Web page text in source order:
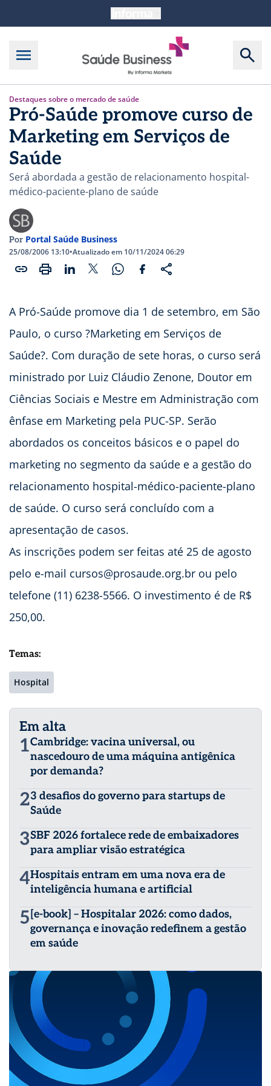
Destaques sobre o mercado de saúde
Pró-Saúde promove curso de
Marketing em Serviços de
Saúde
Será abordada a gestão de relacionamento hospital-
médico-paciente-plano de saúde
Por Portal Saúde Business
25/08/2006 13:10•Atualizado em 10/11/2024 06:29
A Pró-Saúde promove dia 1 de setembro, em São
Paulo, o curso ?Marketing em Serviços de
Saúde?. Com duração de sete horas, o curso será
ministrado por Luiz Cláudio Zenone, Doutor em
Ciências Sociais e Mestre em Administração com
ênfase em Marketing pela PUC-SP. Serão
abordados os conceitos básicos e o papel do
marketing no segmento da saúde e a gestão do
relacionamento hospital-médico-paciente-plano
de saúde. O curso será concluído com a
apresentação de casos.
As inscrições podem ser feitas até 25 de agosto
pelo e-mail cursos@prosaude.org.br ou pelo
telefone (11) 6238-5566. O investimento é de R$
250,00.
Temas:
Hospital
Em alta
1Cambridge: vacina universal, ou
nascedouro de uma máquina antigênica
por demanda?
23 desafios do governo para startups de
Saúde
3SBF 2026 fortalece rede de embaixadores
para ampliar visão estratégica
4Hospitais entram em uma nova era de
inteligência humana e artificial
5 [e-book] – Hospitalar 2026: como dados,
governança e inovação redefinem a gestão
em saúde